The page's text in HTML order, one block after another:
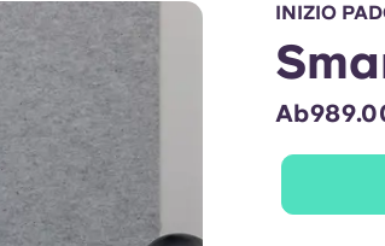
Über uns
Häufig
INIZIO